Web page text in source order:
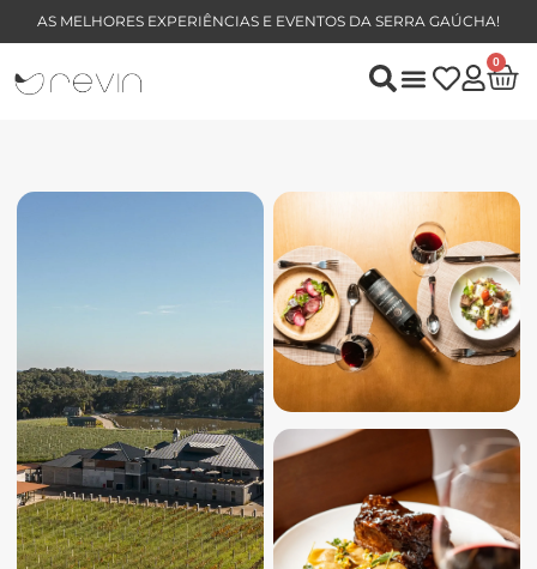
AS MELHORES EXPERIÊNCIAS E EVENTOS DA SERRA GAÚCHA!
0